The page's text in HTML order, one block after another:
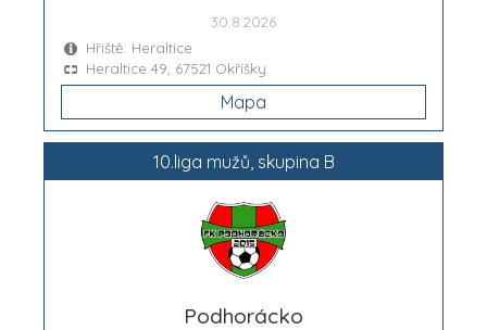
30.8.2026
Hřiště: Heraltice
Heraltice 49, 67521 Okříšky
Mapa
10.liga mužů, skupina B
Podhorácko